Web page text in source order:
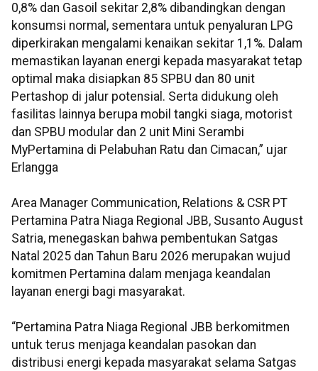
0,8% dan Gasoil sekitar 2,8% dibandingkan dengan
konsumsi normal, sementara untuk penyaluran LPG
diperkirakan mengalami kenaikan sekitar 1,1%. Dalam
memastikan layanan energi kepada masyarakat tetap
optimal maka disiapkan 85 SPBU dan 80 unit
Pertashop di jalur potensial. Serta didukung oleh
fasilitas lainnya berupa mobil tangki siaga, motorist
dan SPBU modular dan 2 unit Mini Serambi
MyPertamina di Pelabuhan Ratu dan Cimacan,” ujar
Erlangga
Area Manager Communication, Relations & CSR PT
Pertamina Patra Niaga Regional JBB, Susanto August
Satria, menegaskan bahwa pembentukan Satgas
Natal 2025 dan Tahun Baru 2026 merupakan wujud
komitmen Pertamina dalam menjaga keandalan
layanan energi bagi masyarakat.
“Pertamina Patra Niaga Regional JBB berkomitmen
untuk terus menjaga keandalan pasokan dan
distribusi energi kepada masyarakat selama Satgas